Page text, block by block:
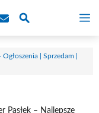
Ogłoszenia | Sprzedam |
Pasłęk – Najlepsze